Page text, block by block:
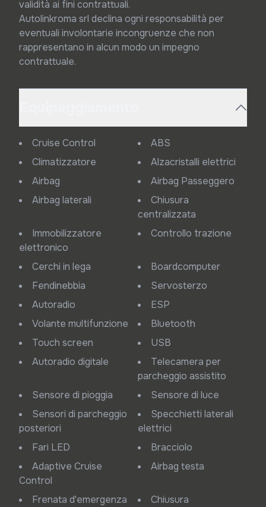
validità ai fini contrattuali.
Autolinkroma srl declina ogni responsabilità per
eventuali involontarie incongruenze che non
rappresentano in alcun modo un impegno
contrattuale.
Cruise Control
ABS
Climatizzatore
Alzacristalli elettrici
Airbag
Airbag Passeggero
Airbag laterali
Chiusura
centralizzata
Immobilizzatore
elettronico
Controllo trazione
Cerchi in lega
Boardcomputer
Fendinebbia
Servosterzo
Autoradio
ESP
Volante multifunzione
Bluetooth
Touch screen
USB
Autoradio digitale
Telecamera per
parcheggio assistito
Sensore di pioggia
Sensore di luce
Sensori di parcheggio
posteriori
Specchietti laterali
elettrici
Fari LED
Bracciolo
Adaptive Cruise
Control
Airbag testa
Frenata d'emergenza
Chiusura